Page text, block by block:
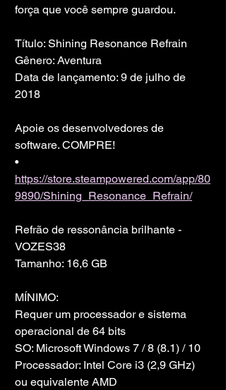
força que você sempre guardou.
Título: Shining Resonance Refrain
Gênero: Aventura
Data de lançamento: 9 de julho de
2018
Apoie os desenvolvedores de
software. COMPRE!
•
https://store.steampowered.com/app/80
9890/Shining_Resonance_Refrain/
Refrão de ressonância brilhante -
VOZES38
Tamanho: 16,6 GB
MÍNIMO:
Requer um processador e sistema
operacional de 64 bits
SO: Microsoft Windows 7 / 8 (8.1) / 10
Processador: Intel Core i3 (2,9 GHz)
ou equivalente AMD